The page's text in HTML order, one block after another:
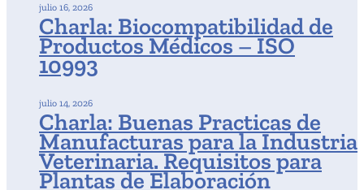
Charla: Biocompatibilidad de
Productos Médicos – ISO
10993
julio 16, 2026
Charla: Buenas Practicas de
Manufacturas para la Industria
Veterinaria. Requisitos para
Plantas de Elaboración
julio 14, 2026